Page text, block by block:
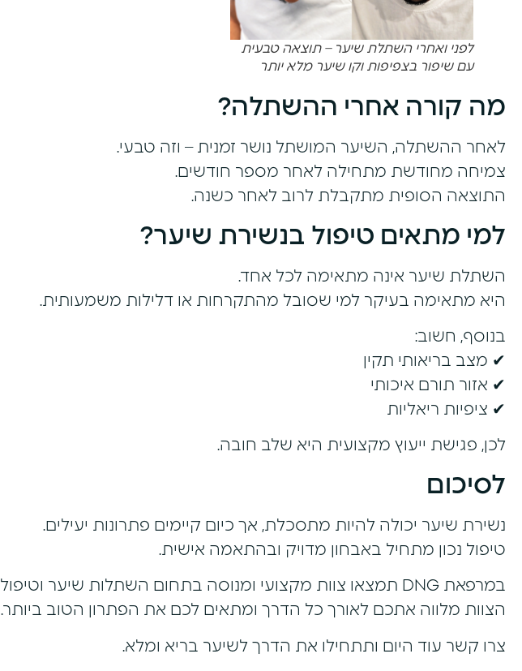
לפני ואחרי השתלת שיער – תוצאה טבעית
עם שיפור בצפיפות וקו שיער מלא יותר
מה קורה אחרי ההשתלה?
לאחר ההשתלה, השיער המושתל נושר זמנית – וזה טבעי.
צמיחה מחודשת מתחילה לאחר מספר חודשים.
התוצאה הסופית מתקבלת לרוב לאחר כשנה.
למי מתאים טיפול בנשירת שיער?
השתלת שיער אינה מתאימה לכל אחד.
היא מתאימה בעיקר למי שסובל מהתקרחות או דלילות משמעותית.
בנוסף, חשוב:
✔ מצב בריאותי תקין
✔ אזור תורם איכותי
✔ ציפיות ריאליות
לכן, פגישת ייעוץ מקצועית היא שלב חובה.
לסיכום
נשירת שיער יכולה להיות מתסכלת, אך כיום קיימים פתרונות יעילים.
טיפול נכון מתחיל באבחון מדויק ובהתאמה אישית.
במרפאת DNG תמצאו צוות מקצועי ומנוסה בתחום השתלות שיער וטיפול בנשירת שיער.
הצוות מלווה אתכם לאורך כל הדרך ומתאים לכם את הפתרון הטוב ביותר.
צרו קשר עוד היום ותתחילו את הדרך לשיער בריא ומלא.